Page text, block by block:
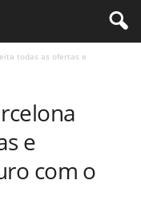
todas as ofertas e
e
com o